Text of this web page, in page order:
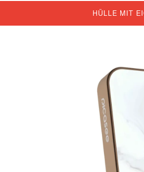
HÜLLE MIT